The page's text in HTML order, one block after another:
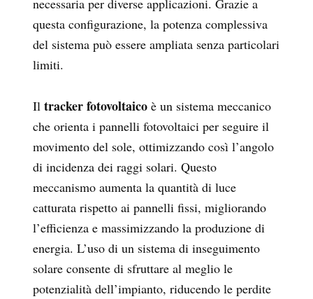
questa configurazione, la potenza complessiva
del sistema può essere ampliata senza particolari
limiti.
Il tracker fotovoltaico è un sistema meccanico
che orienta i pannelli fotovoltaici per seguire il
movimento del sole, ottimizzando così l’angolo
di incidenza dei raggi solari. Questo
meccanismo aumenta la quantità di luce
catturata rispetto ai pannelli fissi, migliorando
l’efficienza e massimizzando la produzione di
energia. L’uso di un sistema di inseguimento
solare consente di sfruttare al meglio le
potenzialità dell’impianto, riducendo le perdite